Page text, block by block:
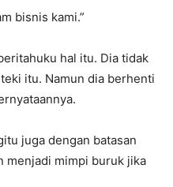
bisnis kami.”
hal itu. Dia tidak
itu. Namun dia berhenti
juga dengan batasan
menjadi mimpi buruk jika